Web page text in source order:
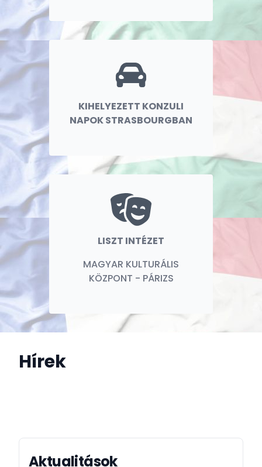
KIHELYEZETT KONZULI
NAPOK STRASBOURGBAN
LISZT INTÉZET
MAGYAR KULTURÁLIS
KÖZPONT - PÁRIZS
Hírek
Aktualitások